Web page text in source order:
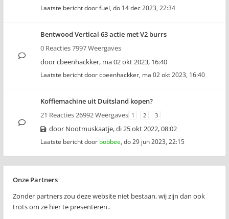
Laatste bericht doorfuel, do 14 dec 2023, 22:34
Bentwood Vertical 63 actie met V2 burrs
0 Reacties 7997 Weergaves
doorcbeenhackker, ma 02 okt 2023, 16:40
Laatste bericht doorcbeenhackker, ma 02 okt 2023, 16:40
Koffiemachine uit Duitsland kopen?
21 Reacties 26992 Weergaves 1 2 3
door Nootmuskaatje,di 25 okt 2022, 08:02
Laatste bericht door bobbee, do 29 jun 2023, 22:15
Onze Partners
Zonder partners zou deze website niet bestaan, wij zijn dan ook
trots om ze hier te presenteren..